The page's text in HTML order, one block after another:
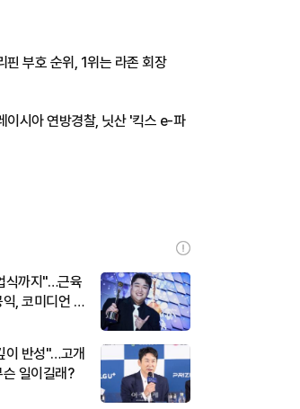
핀 부호 순위, 1위는 라존 회장
이시아 연방경찰, 닛산 '킥스 e-파
식까지"…근육
, 코미디언 김
이 반성"…고개
일이길래?